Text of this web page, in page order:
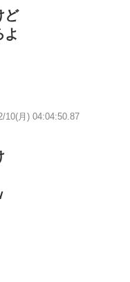
ど
よ
10(月) 04:04:50.87